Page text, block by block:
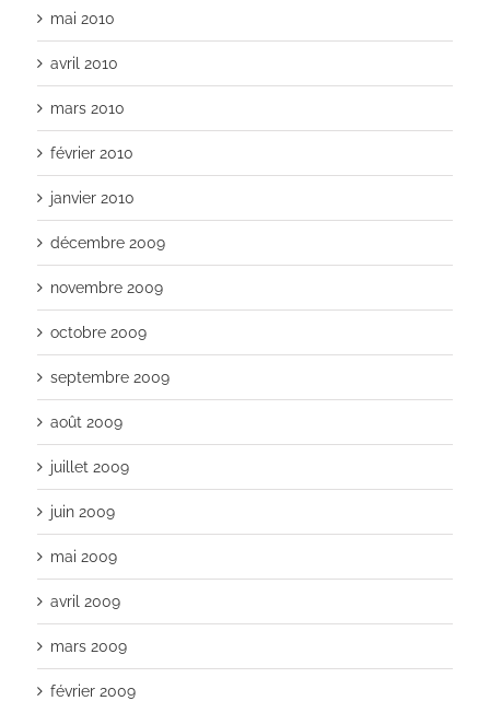
mai 2010
avril 2010
mars 2010
février 2010
janvier 2010
décembre 2009
novembre 2009
octobre 2009
septembre 2009
août 2009
juillet 2009
juin 2009
mai 2009
avril 2009
mars 2009
février 2009